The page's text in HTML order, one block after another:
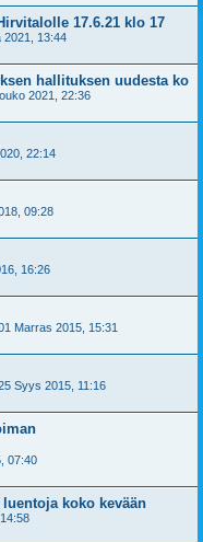
17.6.21 klo 17
2021, 13:44
hallituksen uudesta ko
2021, 22:36
22:14
09:28
16:26
Marras 2015, 15:31
Syys 2015, 11:16
07:40
koko kevään